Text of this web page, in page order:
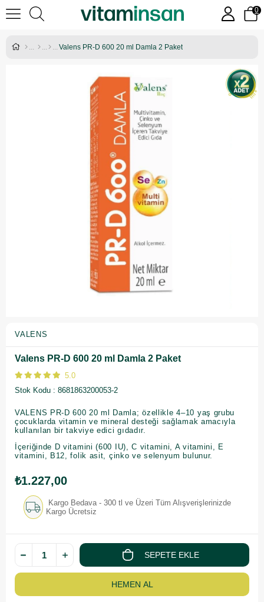
0
Valens PR-D 600 20 ml Damla 2 Paket
VALENS
Valens PR-D 600 20 ml Damla 2 Paket
5.0
Stok Kodu
8681863200053-2
VALENS PR-D 600 20 ml Damla; özellikle 4–10 yaş grubu
çocuklarda vitamin ve mineral desteği sağlamak amacıyla
kullanılan bir takviye edici gıdadır.
İçeriğinde D vitamini (600 IU), C vitamini, A vitamini, E
vitamini, B12, folik asit, çinko ve selenyum bulunur.
₺1.227,00
Kargo Bedava - 300 tl ve Üzeri Tüm Alışverişlerinizde
Kargo Ücretsiz